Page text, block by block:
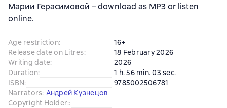
Марии Герасимовой – download as MP3 or listen
online.
Age restriction:
16+
Release date on Litres:
18 February 2026
Writing date:
2026
Duration:
1 h. 56 min. 03 sec.
ISBN:
9785002506781
Narrators: Андрей Кузнецов
Copyright Holder::